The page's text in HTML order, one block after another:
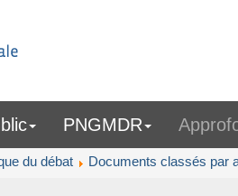
PNGMDR
du débat Documents classés par